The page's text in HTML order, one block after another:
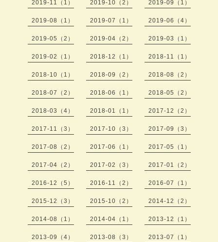
2019-11（1） 2019-10（2） 2019-09（1）
2019-08（1） 2019-07（1） 2019-06（4）
2019-05（2） 2019-04（2） 2019-03（1）
2019-02（1） 2018-12（1） 2018-11（1）
2018-10（1） 2018-09（2） 2018-08（2）
2018-07（2） 2018-06（1） 2018-05（2）
2018-03（4） 2018-01（1） 2017-12（2）
2017-11（3） 2017-10（3） 2017-09（3）
2017-08（2） 2017-06（1） 2017-05（1）
2017-04（2） 2017-02（3） 2017-01（2）
2016-12（5） 2016-11（2） 2016-07（1）
2015-12（3） 2015-10（2） 2014-12（2）
2014-08（1） 2014-04（1） 2013-12（1）
2013-09（4） 2013-08（3） 2013-07（1）